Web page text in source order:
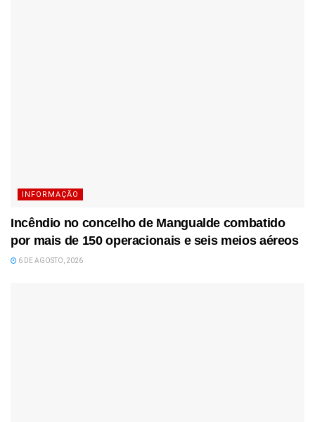
INFORMAÇÃO
Incêndio no concelho de Mangualde combatido
por mais de 150 operacionais e seis meios aéreos
6 DE AGOSTO, 2026